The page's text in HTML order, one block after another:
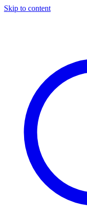
Skip to content